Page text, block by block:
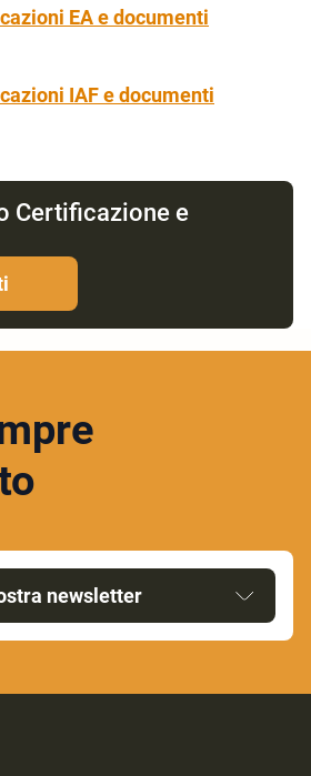
EA e documenti
IAF e documenti
Certificazione e
newsletter